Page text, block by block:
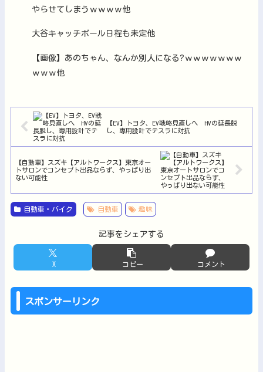
やらせてしまうｗｗｗｗ他
大谷キャッチボール日程も未定他
【画像】あのちゃん、なんか別人になる?ｗｗｗｗｗｗｗ
ｗｗｗ他
【EV】トヨタ、EV戦略見直しへ HVの延長脱
し、専用設計でテスラに対抗
【自動車】スズキ【アルトワークス】東京オー
トサロンでコンセプト出品ならず、やっぱり出
ない可能性
自動車・バイク 自動車 趣味
記事をシェアする
X コピー コメント
スポンサーリンク